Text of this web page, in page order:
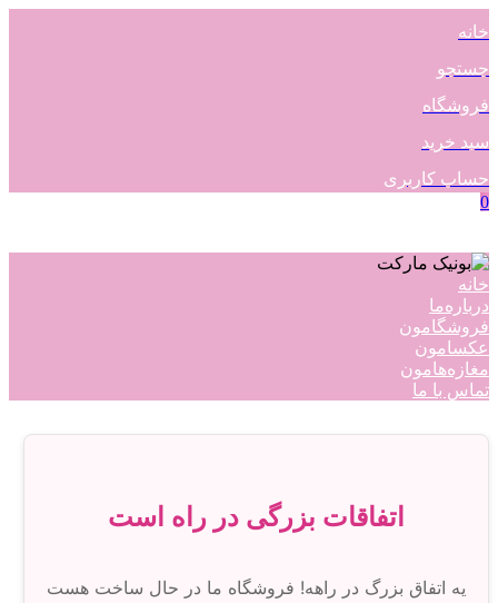
خانه
جستجو
فروشگاه
سبد خرید
حساب کاربری
0
خانه
درباره‌ما
فروشگامون
عکسامون
مغازه‌هامون
تماس با ما
اتفاقات بزرگی در راه است
یه اتفاق بزرگ در راهه! فروشگاه ما در حال ساخت هست